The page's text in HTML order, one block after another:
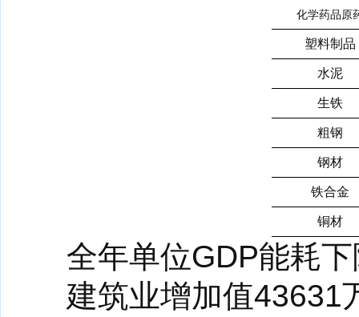
化学药品原
塑料制品
水泥
生铁
粗钢
钢材
铁合金
铜材
全年单位GDP能耗
建筑业增加值43631